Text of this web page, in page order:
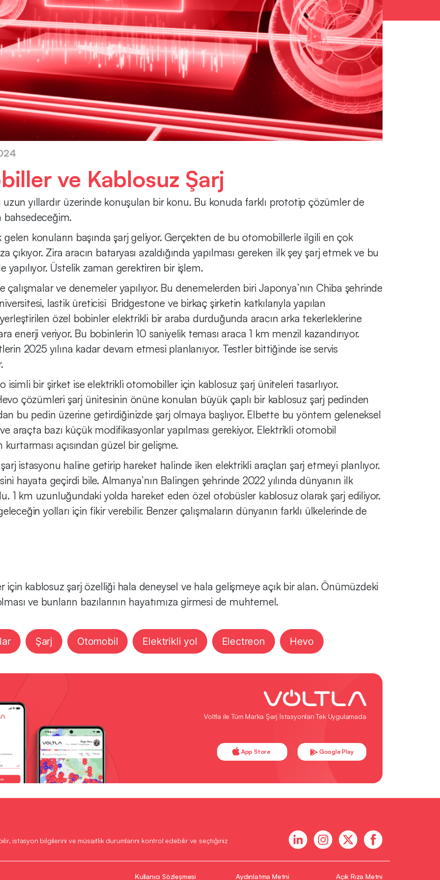
ve Kablosuz Şarj
yıllardır üzerinde konuşulan bir konu. Bu konuda farklı prototip çözümler de
bahsedeceğim.
konuların başında şarj geliyor. Gerçekten de bu otomobillerle ilgili en çok
çıkıyor. Zira aracın bataryası azaldığında yapılması gereken ilk şey şarj etmek ve bu
yapılıyor. Üstelik zaman gerektiren bir işlem.
çalışmalar ve denemeler yapılıyor. Bu denemelerden biri Japonya’nın Chiba şehrinde
lastik üreticisi Bridgestone ve birkaç şirketin katkılarıyla yapılan
özel bobinler elektrikli bir araba durduğunda aracın arka tekerleklerine
enerji veriyor. Bu bobinlerin 10 saniyelik teması araca 1 km menzil kazandırıyor.
2025 yılına kadar devam etmesi planlanıyor. Testler bittiğinde ise servis
isimli bir şirket ise elektrikli otomobiller için kablosuz şarj üniteleri tasarlıyor.
çözümleri şarj ünitesinin önüne konulan büyük çaplı bir kablosuz şarj pedinden
bu pedin üzerine getirdiğinizde şarj olmaya başlıyor. Elbette bu yöntem geleneksel
araçta bazı küçük modifikasyonlar yapılması gerekiyor. Elektrikli otomobil
açısından güzel bir gelişme.
istasyonu haline getirip hareket halinde iken elektrikli araçları şarj etmeyi planlıyor.
hayata geçirdi bile. Almanya’nın Balingen şehrinde 2022 yılında dünyanın ilk
1 km uzunluğundaki yolda hareket eden özel otobüsler kablosuz olarak şarj ediliyor.
yolları için fikir verebilir. Benzer çalışmaların dünyanın farklı ülkelerinde de
kablosuz şarj özelliği hala deneysel ve hala gelişmeye açık bir alan. Önümüzdeki
ve bunların bazılarının hayatımıza girmesi de muhtemel.
Şarj Otomobil Elektrikli yol Electreon Hevo
Voltla ile Tüm Marka Şarj İstasyonları Tek Uygulamada
App Store Google Play
istasyon bilgilerini ve müsaitlik durumlarını kontrol edebilir ve seçtiğiniz
Kullanıcı Sözleşmesi Aydınlatma Metni Açık Rıza Metni